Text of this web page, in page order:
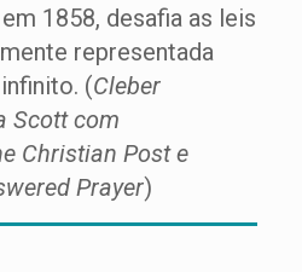
1858, desafia as leis
representada
(Cleber
Scott com
Christian Post e
Prayer)